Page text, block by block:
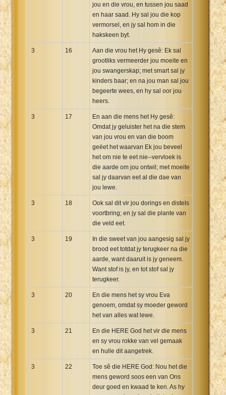
jou en die vrou, en tussen jou saad
en haar saad. Hy sal jou die kop
vermorsel, en jy sal hom in die
hakskeen byt.
3 16
Aan die vrou het Hy gesê: Ek sal
grootliks vermeerder jou moeite en
jou swangerskap; met smart sal jy
kinders baar; en na jou man sal jou
begeerte wees, en hy sal oor jou
heers.
3 17
En aan die mens het Hy gesê:
Omdat jy geluister het na die stem
van jou vrou en van die boom
geëet het waarvan Ek jou beveel
het om nie te eet nie--vervloek is
die aarde om jou ontwil; met moeite
sal jy daarvan eet al die dae van
jou lewe.
3 18
Ook sal dit vir jou dorings en distels
voortbring; en jy sal die plante van
die veld eet.
3 19
In die sweet van jou aangesig sal jy
brood eet totdat jy terugkeer na die
aarde, want daaruit is jy geneem.
Want stof is jy, en tot stof sal jy
terugkeer.
3 20
En die mens het sy vrou Eva
genoem, omdat sy moeder geword
het van alles wat lewe.
3 21
En die HERE God het vir die mens
en sy vrou rokke van vel gemaak
en hulle dit aangetrek.
3 22
Toe sê die HERE God: Nou het die
mens geword soos een van Ons
deur goed en kwaad te ken. As hy